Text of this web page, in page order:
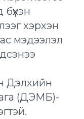
хэрхэн
мэдээлэл
Дэлхийн
(ДЭМБ)-